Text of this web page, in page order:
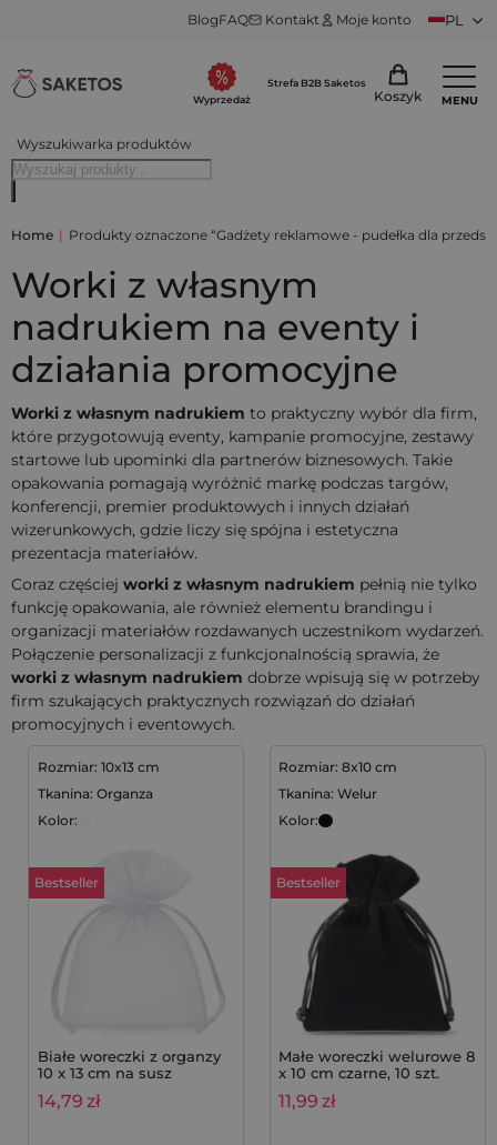
BlogFAQ Kontakt Moje konto PL
Wyszukiwarka produktów
Wyprzedaż
Strefa B2B Saketos
Koszyk MENU
Home | Produkty oznaczone “Gadżety reklamowe - pudełka dla
Worki z własnym
nadrukiem na eventy i
działania promocyjne
Worki z własnym nadrukiem to praktyczny wybór dla firm,
które przygotowują eventy, kampanie promocyjne, zestawy
startowe lub upominki dla partnerów biznesowych. Takie
opakowania pomagają wyróżnić markę podczas targów,
konferencji, premier produktowych i innych działań
wizerunkowych, gdzie liczy się spójna i estetyczna
prezentacja materiałów.
Coraz częściej worki z własnym nadrukiem pełnią nie tylko
funkcję opakowania, ale również elementu brandingu i
organizacji materiałów rozdawanych uczestnikom wydarzeń.
Połączenie personalizacji z funkcjonalnością sprawia, że
worki z własnym nadrukiem dobrze wpisują się w potrzeby
firm szukających praktycznych rozwiązań do działań
promocyjnych i eventowych.
Rozmiar: 10x13 cm
Tkanina: Organza
Kolor:
Bestseller
Białe woreczki z organzy
10 x 13 cm na susz
lawendowy - 25 szt.
14,79 zł
Rozmiar: 8x10 cm
Tkanina: Welur
Kolor:
Bestseller
Małe woreczki welurowe 8
x 10 cm czarne, 10 szt.
11,99 zł